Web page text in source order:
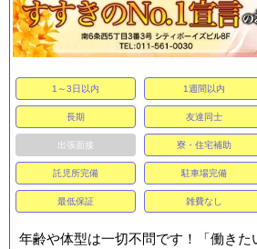
1～3日以内 1週間以内
長期 友達同士
出張面接 寮・住宅補助
託児所完備 駐車場完備
最低保証 雑費なし
年齢や体型は一切不問です！「働きた